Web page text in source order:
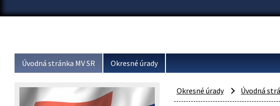
Úvodná stránka MV SR Okresné úrady
Okresné úrady Úvodná